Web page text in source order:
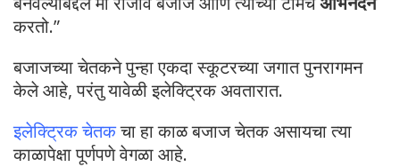
करतो.”
बजाजच्या चेतकने पुन्हा एकदा स्कूटरच्या जगात पुनरागमन
केले आहे, परंतु यावेळी इलेक्ट्रिक अवतारात.
इलेक्ट्रिक चेतकचा हा काळ बजाज चेतक असायचा त्या
काळापेक्षा पूर्णपणे वेगळा आहे.